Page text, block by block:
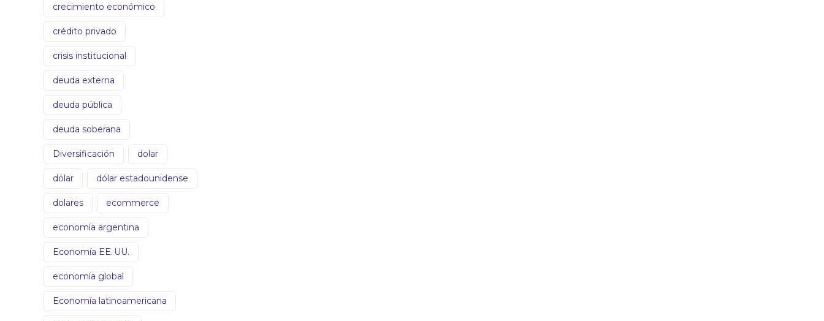
crecimiento económico
crédito privado
crisis institucional
deuda externa
deuda pública
deuda soberana
Diversificación dolar
dólar dólar estadounidense
dolares ecommerce
economía argentina
Economía EE. UU.
economía global
Economía latinoamericana